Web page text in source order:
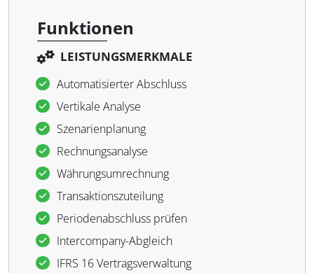
Funktionen
LEISTUNGSMERKMALE
Automatisierter Abschluss
Vertikale Analyse
Szenarienplanung
Rechnungsanalyse
Währungsumrechnung
Transaktionszuteilung
Periodenabschluss prüfen
Intercompany-Abgleich
IFRS 16 Vertragsverwaltung